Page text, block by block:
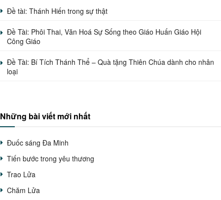
Đề tài: Thánh Hiến trong sự thật
Đề Tài: Phôi Thai, Văn Hoá Sự Sống theo Giáo Huấn Giáo Hội
Công Giáo
Đề Tài: Bí Tích Thánh Thể – Quà tặng Thiên Chúa dành cho nhân
loại
Những bài viết mới nhất
Đuốc sáng Đa Minh
Tiến bước trong yêu thương
Trao Lửa
Chăm Lửa